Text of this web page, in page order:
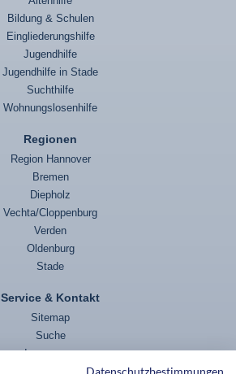
Bildung & Schulen
Eingliederungshilfe
Jugendhilfe
Jugendhilfe in Stade
Suchthilfe
Wohnungslosenhilfe
Regionen
Region Hannover
Bremen
Diepholz
Vechta/Cloppenburg
Verden
Oldenburg
Stade
Service & Kontakt
Sitemap
Suche
Impressum
Datenschutzbestimmungen